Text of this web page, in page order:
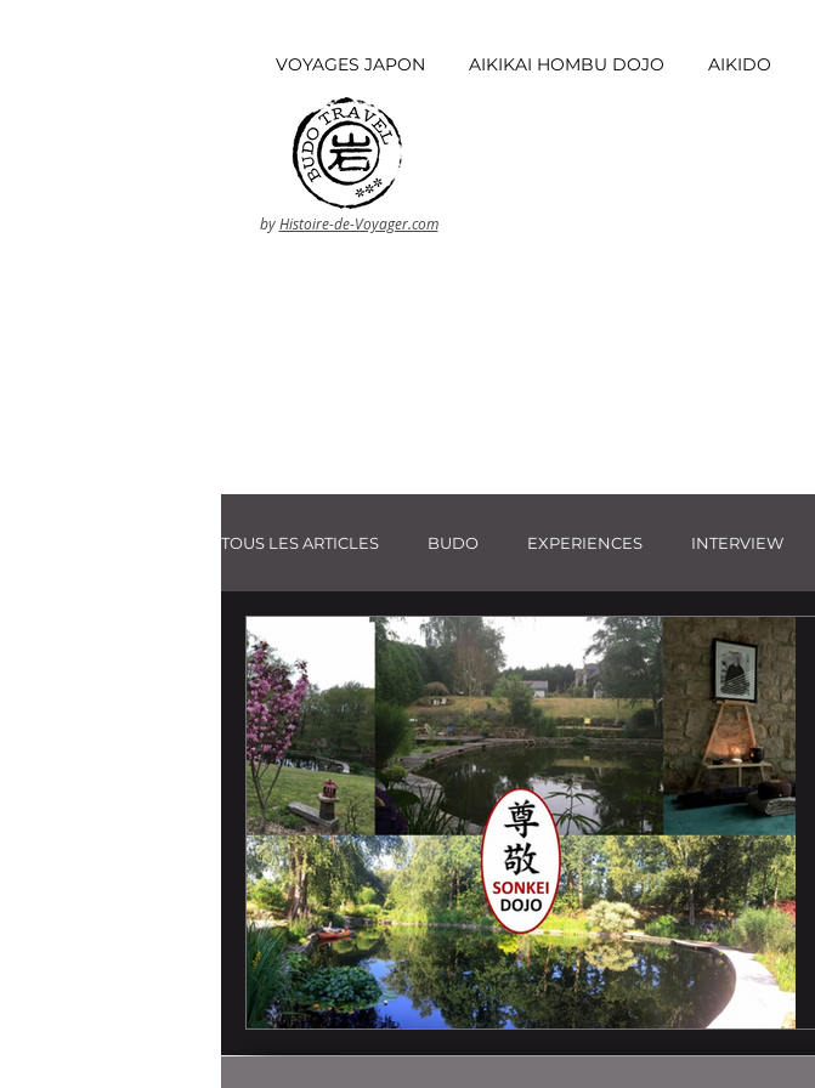
VOYAGES JAPON AIKIKAI HOMBU DOJO AIKIDO
byHistoire-de-Voyager.com
TOUS LES ARTICLES BUDO EXPERIENCES INTERVIEW